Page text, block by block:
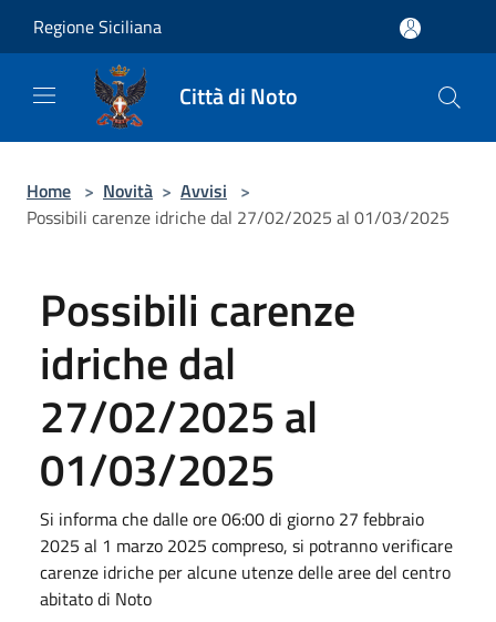
Regione Siciliana
Città di Noto
Home > Novità > Avvisi >
Possibili carenze idriche dal 27/02/2025 al 01/03/2025
Possibili carenze
idriche dal
27/02/2025 al
01/03/2025
Si informa che dalle ore 06:00 di giorno 27 febbraio
2025 al 1 marzo 2025 compreso, si potranno verificare
carenze idriche per alcune utenze delle aree del centro
abitato di Noto